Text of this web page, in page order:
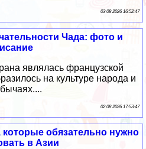
03 08 2026 16:52:47
Чада: фото и
являлась французской
на культуре народа и
02 08 2026 17:53:47
которые обязательно нужно
в Азии